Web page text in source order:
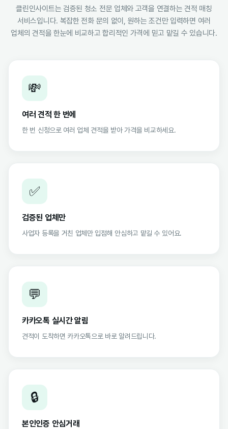
클린인사이트는 검증된 청소 전문 업체와 고객을 연결하는 견적 매칭
서비스입니다. 복잡한 전화 문의 없이, 원하는 조건만 입력하면 여러
업체의 견적을 한눈에 비교하고 합리적인 가격에 믿고 맡길 수 있습니다.
💸
여러 견적 한 번에
한 번 신청으로 여러 업체 견적을 받아 가격을 비교하세요.
✅
검증된 업체만
사업자 등록을 거친 업체만 입점해 안심하고 맡길 수 있어요.
💬
카카오톡 실시간 알림
견적이 도착하면 카카오톡으로 바로 알려드립니다.
🔒
본인인증 안심거래